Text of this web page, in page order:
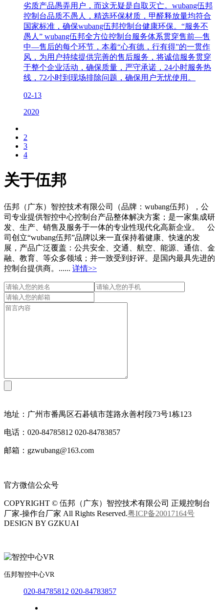
劣质产品愚弄用户，而这无疑是自取灭亡。wubang伍邦
控制台品质不愚人，精选环保材质，甲醛释放量均符合
国家标准，确保wubang伍邦控制台健康环保。“服务不
愚人” wubang伍邦全方位控制台服务体系贯穿售前—售
中—售后的每个环节，本着“心有德，行有得”的一贯作
风，为用户持续提供完善的售后服务，将诚信服务贯穿
于整个企业活动，确保质量，严守承诺，24小时服务热
线，72小时到现场排除问题，确保用户无忧使用。
02-13
2020
2
3
4
关于伍邦
伍邦（广东）智控技术有限公司（品牌：wubang伍邦），公
司专业提供智控中心控制台产品整体解决方案；是一家集成研
发、生产、销售及服务于一体的专业性现代化高新企业。 公
司创立“wubang伍邦”品牌以来一直保持着健康、快速的发
展，产品广泛覆盖：公共安全、交通、航空、能源、通信、金
融、教育、等众多领域；并一致受到好评。是国内最具先进的
控制台提供商。...... 详情>>
地址：广州市番禺区石碁镇市莲路永善村段73号1栋123
电话：020-84785812 020-84783857
邮箱：gzwubang@163.com
官方微信公众号
COPYRIGHT © 伍邦（广东）智控技术有限公司 正规控制台
厂家-操作台厂家 All Rights Reserved.粤ICP备20017164号
DESIGN BY GZKUAI
伍邦智控中心VR
020-84785812 020-84783857